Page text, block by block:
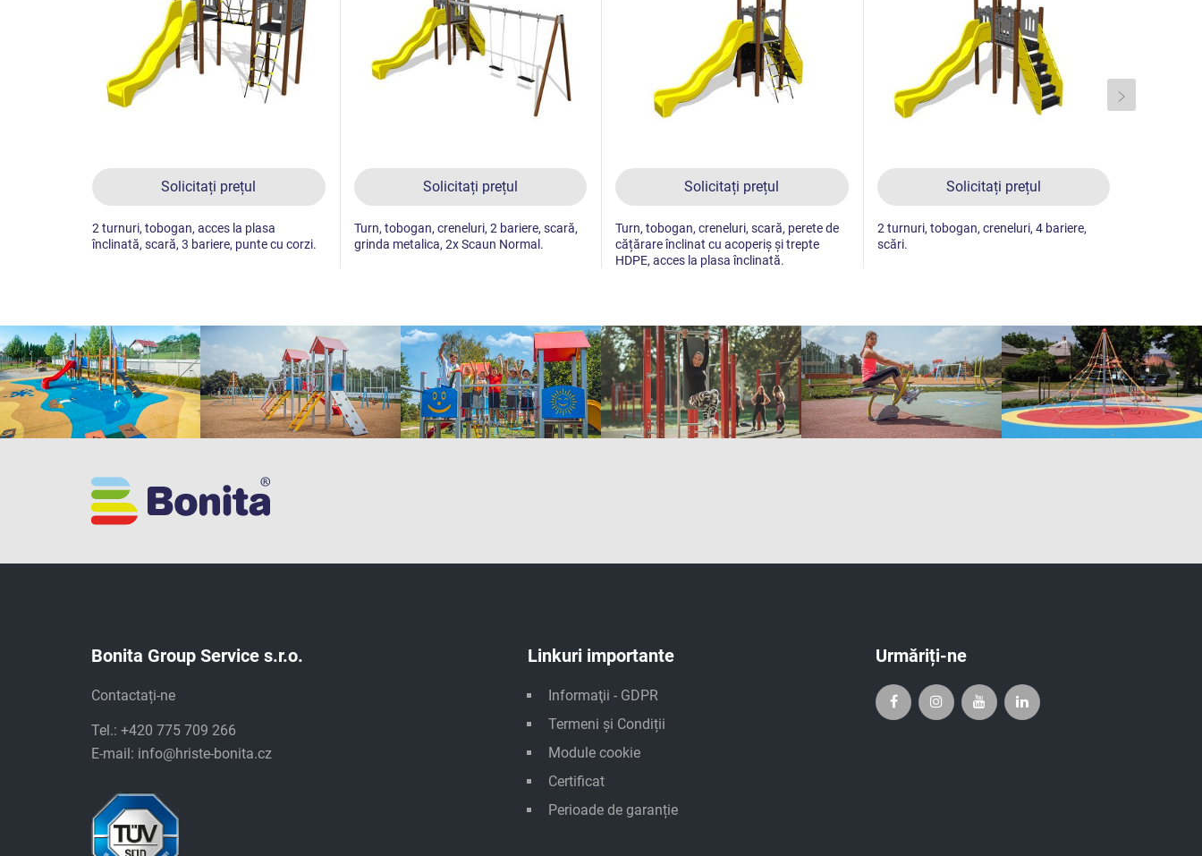
Solicitați prețul
2 turnuri, tobogan, acces la plasa
înclinată, scară, 3 bariere, punte cu corzi.
Solicitați prețul
Turn, tobogan, creneluri, 2 bariere, scară,
grinda metalica, 2x Scaun Normal.
Solicitați prețul
Turn, tobogan, creneluri, scară, perete de
cățărare înclinat cu acoperiș și trepte
HDPE, acces la plasa înclinată.
Solicitați prețul
2 turnuri, tobogan, creneluri, 4 bariere,
scări.
Bonita Group Service s.r.o.
Contactați-ne
Tel.: +420 775 709 266
E-mail: info@hriste-bonita.cz
Linkuri importante
Informaţii - GDPR
Termeni și Condiții
Module cookie
Certificat
Perioade de garanție
Urmăriți-ne